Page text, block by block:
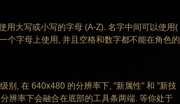
大写或小写的字母 (A-Z). 名字中间可以使用(
个字母上使用, 并且空格和数字都不能在角色的
, 在 640x480 的分辨率下, "新属性" 和 "新技
辨率下会融合在底部的工具条两端. 等你处于